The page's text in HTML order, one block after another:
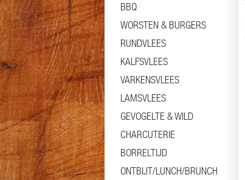
BBQ
WORSTEN & BURGERS
RUNDVLEES
KALFSVLEES
VARKENSVLEES
LAMSVLEES
GEVOGELTE & WILD
CHARCUTERIE
BORRELTIJD
ONTBIJT/LUNCH/BRUNCH